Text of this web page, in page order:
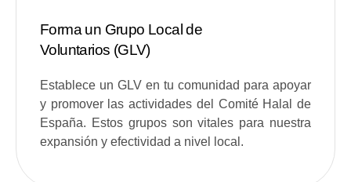
Forma un Grupo Local de
Voluntarios (GLV)
Establece un GLV en tu comunidad para apoyar
y promover las actividades del Comité Halal de
España. Estos grupos son vitales para nuestra
expansión y efectividad a nivel local.